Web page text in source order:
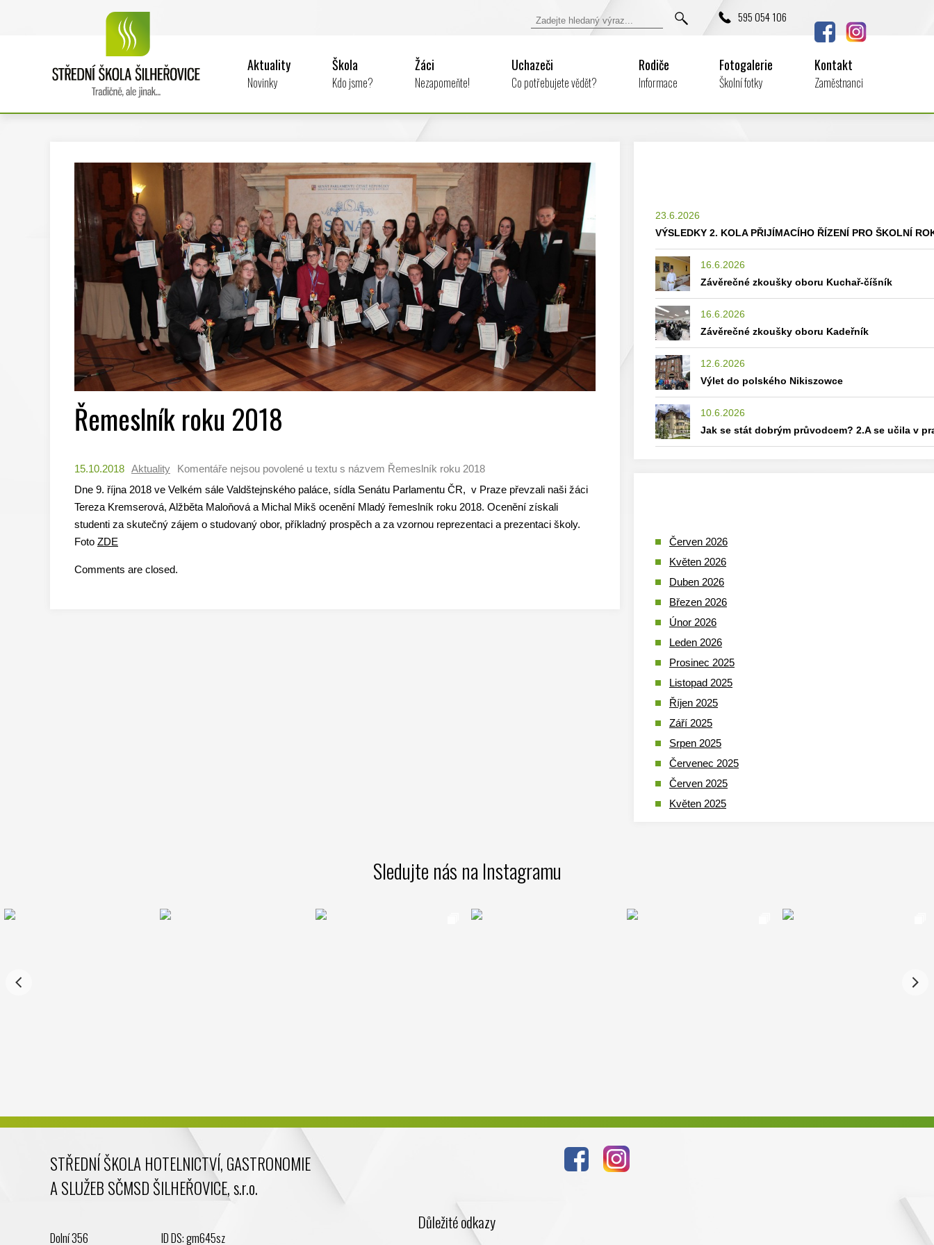
595 054 106
Aktuality
Novinky
Škola
Kdo jsme?
Žáci
Nezapomeňte!
Uchazeči
Co potřebujete vědět?
Rodiče
Informace
Fotogalerie
Školní fotky
Kontakt
Zaměstnanci
Řemeslník roku 2018
15.10.2018 Aktuality Komentáře nejsou povolené u textu s názvem Řemeslník roku 2018
Dne 9. října 2018 ve Velkém sále Valdštejnského paláce, sídla Senátu Parlamentu ČR, v Praze převzali naši žáci
Tereza Kremserová, Alžběta Maloňová a Michal Mikš ocenění Mladý řemeslník roku 2018. Ocenění získali
studenti za skutečný zájem o studovaný obor, příkladný prospěch a za vzornou reprezentaci a prezentaci školy.
Foto ZDE
Comments are closed.
23.6.2026
VÝSLEDKY 2. KOLA PŘIJÍMACÍHO ŘÍZENÍ PRO ŠKOLNÍ
16.6.2026
Závěrečné zkoušky oboru Kuchař-číšník
16.6.2026
Závěrečné zkoušky oboru Kadeřník
12.6.2026
Výlet do polského Nikiszowce
10.6.2026
Jak se stát dobrým průvodcem? 2.A se učila v
Červen 2026
Květen 2026
Duben 2026
Březen 2026
Únor 2026
Leden 2026
Prosinec 2025
Listopad 2025
Říjen 2025
Září 2025
Srpen 2025
Červenec 2025
Červen 2025
Květen 2025
Prosinec 2023
Sledujte nás na Instagramu
STŘEDNÍ ŠKOLA HOTELNICTVÍ, GASTRONOMIE
A SLUŽEB SČMSD ŠILHEŘOVICE, s.r.o.
Dolní 356 ID DS: gm645sz
Důležité odkazy